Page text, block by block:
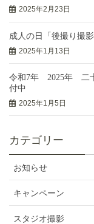
2025年2月23日
成人の日「後撮り撮
2025年1月13日
令和7年 2025年 二
付中
2025年1月5日
カテゴリー
お知らせ
キャンペーン
スタジオ撮影